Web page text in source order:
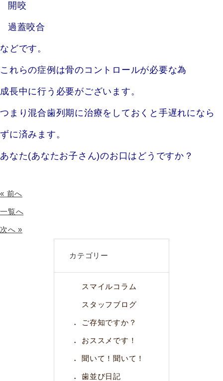
開咬
過蓋咬合
などです。
これらの症例は骨のコントロールが必要な為
成長中に行う必要がございます。
つまり混合歯列期に治療をしておくと手遅れになら
ずに済みます。
あなた(あなたお子さん)のお口はどうですか？
« 前へ
一覧へ
次へ »
カテゴリー
スマイルコラム
スタッフブログ
ご存知ですか？
おススメです！
聞いて！聞いて！
歯並び日記